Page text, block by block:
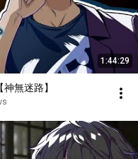
1:44:29
無迷路】